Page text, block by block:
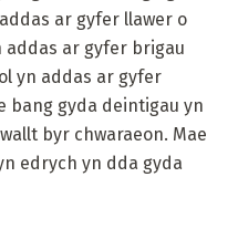
ar gyfer llawer o
addas ar gyfer brigau
yn addas ar gyfer
bang gyda deintigau yn
byr chwaraeon. Mae
edrych yn dda gyda